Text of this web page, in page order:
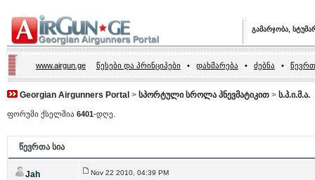
გამარჯობა,
www.airgun.ge წესები და პრინციპები • დახმარება • ძებნა •
Georgian Airgunners Portal > სპორტული სროლა პნევმატიკით> ს.პ.ი.მ.ა.
ფორუმი ქსელშია 6401-დღე.
წევრთა სია
Jah Nov 22 2010, 04:39 PM